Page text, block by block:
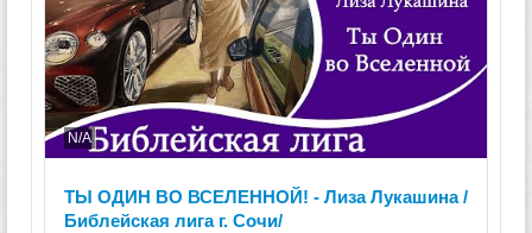
N/A
ТЫ ОДИН ВО ВСЕЛЕННОЙ! - Лиза Лукашина /
Библейская лига г. Сочи/